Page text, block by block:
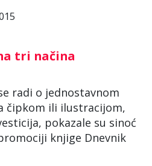
tri načina
radi o jednostavnom
čipkom ili ilustracijom,
pokazale su sinoć
knjige Dnevnik